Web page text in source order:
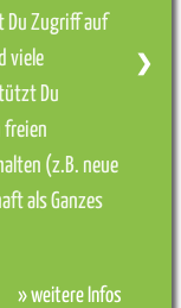
Du Zugriff auf
viele
Du
freien
(z.B. neue
als Ganzes
» weitere Infos
❯